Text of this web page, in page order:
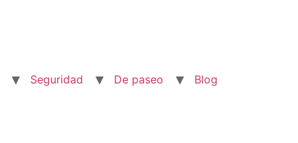
Seguridad De paseo Blog